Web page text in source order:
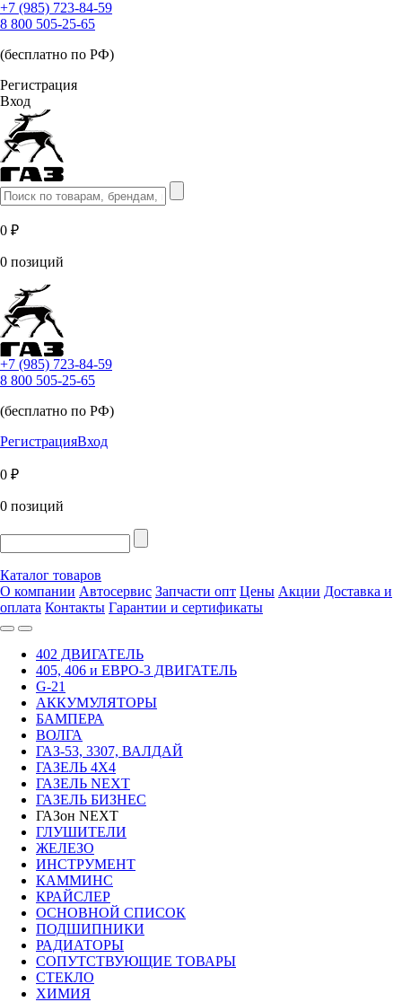
+7 (985) 723-84-59
8 800 505-25-65
(бесплатно по РФ)
Регистрация
Вход
0 ₽
0 позиций
+7 (985) 723-84-59
8 800 505-25-65
(бесплатно по РФ)
РегистрацияВход
0 ₽
0 позиций
Каталог товаров
О компании Автосервис Запчасти опт Цены Акции Доставка и
оплата Контакты Гарантии и сертификаты
402 ДВИГАТЕЛЬ
405, 406 и ЕВРО-3 ДВИГАТЕЛЬ
G-21
АККУМУЛЯТОРЫ
БАМПЕРА
ВОЛГА
ГАЗ-53, 3307, ВАЛДАЙ
ГАЗЕЛЬ 4Х4
ГАЗЕЛЬ NEXT
ГАЗЕЛЬ БИЗНЕС
ГАЗон NEXT
ГЛУШИТЕЛИ
ЖЕЛЕЗО
ИНСТРУМЕНТ
КАММИНС
КРАЙСЛЕР
ОСНОВНОЙ СПИСОК
ПОДШИПНИКИ
РАДИАТОРЫ
СОПУТСТВУЮЩИЕ ТОВАРЫ
СТЕКЛО
ХИМИЯ